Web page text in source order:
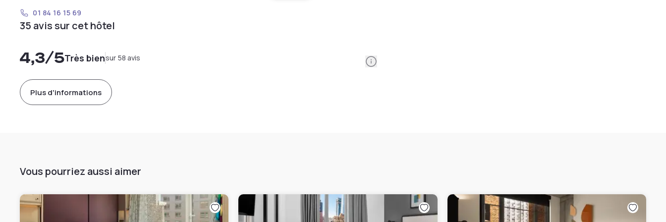
01 84 16 15 69
35 avis sur cet hôtel
4,3/5Très biensur 58 avis Information
Plus d'informations
Vous pourriez aussi aimer